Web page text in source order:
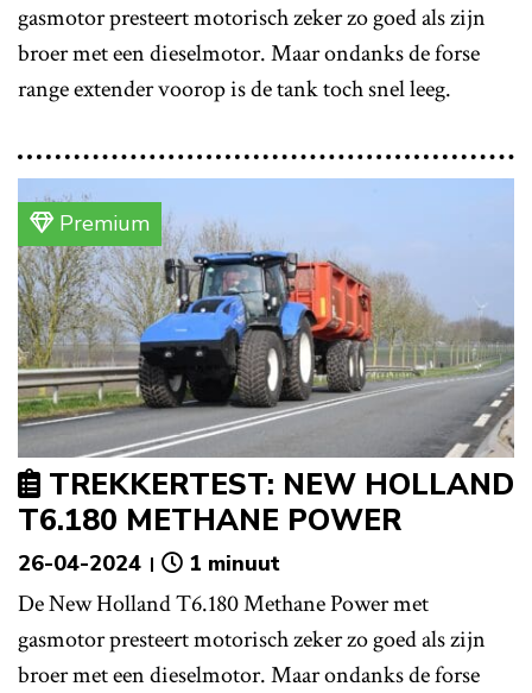
gasmotor presteert motorisch zeker zo goed als zijn
broer met een dieselmotor. Maar ondanks de forse
range extender voorop is de tank toch snel leeg.
Premium
TREKKERTEST: NEW HOLLAND
T6.180 METHANE POWER
26-04-2024 1 minuut
De New Holland T6.180 Methane Power met
gasmotor presteert motorisch zeker zo goed als zijn
broer met een dieselmotor. Maar ondanks de forse